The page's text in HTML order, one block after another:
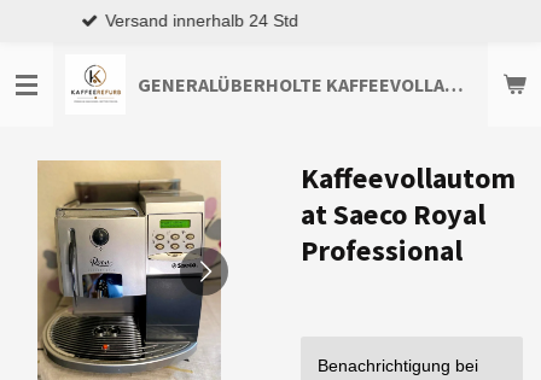
springen
GENERALÜBERHOLTE KAFFEEVOLLAUTOMATEN TOP-ANGEBOTE ENTDECKEN
Top Kundenservice
Kaffeevollautom
at Saeco Royal
Professional
Benachrichtigung bei